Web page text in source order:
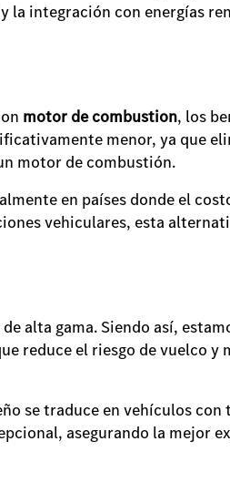
integración con energías
motor de combustion, los
menor, ya que
motor de combustión.
en países donde el
vehiculares, esta
alta gama. Siendo así,
reduce el riesgo de vuelco
se traduce en vehículos
asegurando la mejor